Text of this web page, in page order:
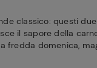
classico: questi
il sapore della
fredda domenica,